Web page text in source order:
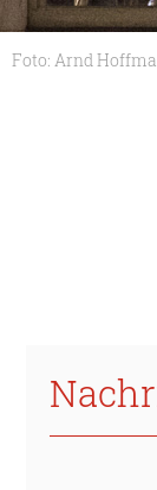
Foto: Arnd